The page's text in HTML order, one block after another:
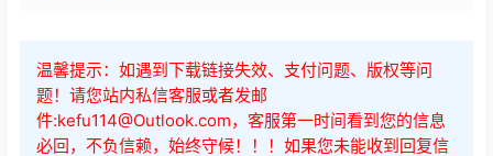
温馨提示：如遇到下载链接失效、支付问题、版权等问
题！请您站内私信客服或者发邮
件:kefu114@Outlook.com，客服第一时间看到您的信息
必回，不负信赖，始终守候！！！如果您未能收到回复信